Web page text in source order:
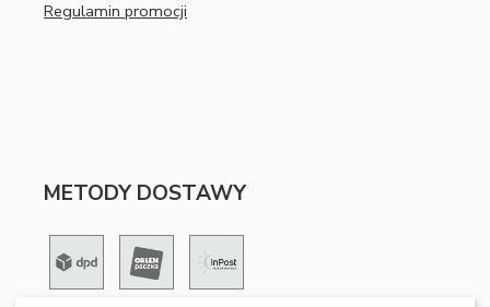
Regulamin promocji
METODY DOSTAWY